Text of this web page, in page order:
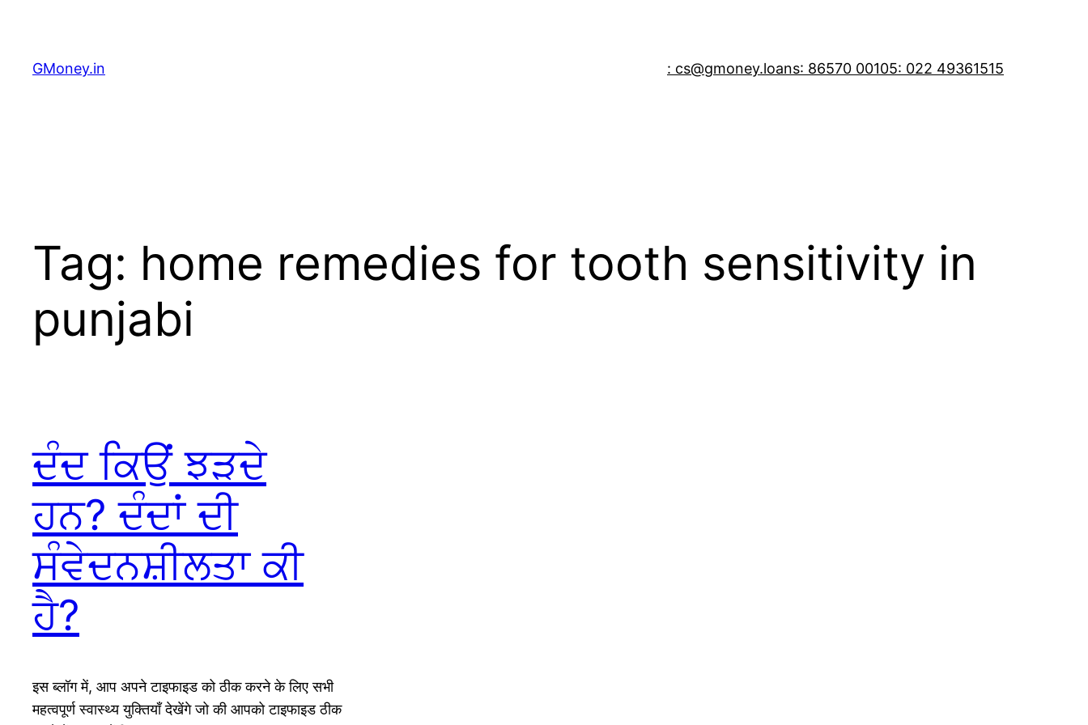
GMoney.in : cs@gmoney.loans: 86570 00105: 022 49361515
Tag: home remedies for tooth sensitivity in
punjabi
ਦੰਦ ਕਿਉਂ ਝੜਦੇ
ਹਨ? ਦੰਦਾਂ ਦੀ
ਸੰਵੇਦਨਸ਼ੀਲਤਾ ਕੀ
ਹੈ?
इस ब्लॉग में, आप अपने टाइफाइड को ठीक करने के लिए सभी
महत्वपूर्ण स्वास्थ्य युक्तियाँ देखेंगे जो की आपको टाइफाइड ठीक